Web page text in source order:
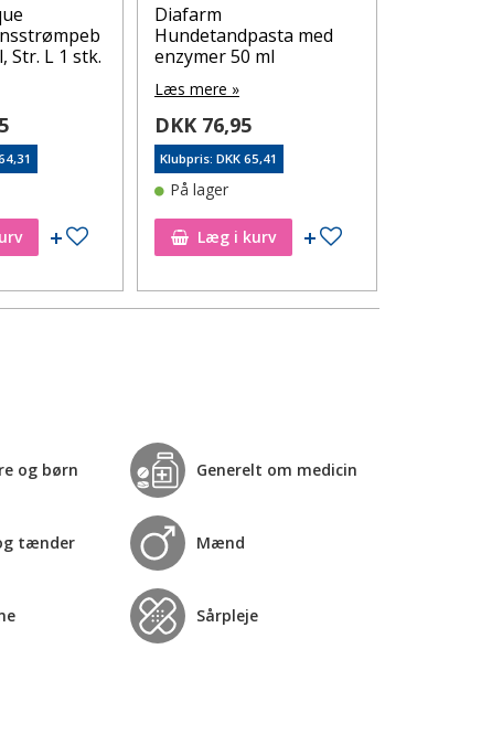
Str. L 1 stk.
Tilføj til ønskeseddel
Diafarm
Hundetandpasta med
enzymer 50 ml
Læs mere »
DKK 76,95
Klubpris: DKK 65,41
På lager
Læg i kurv Tilføj til ønskeseddel
og børn Generelt om medicin
tænder Mænd
Sårpleje